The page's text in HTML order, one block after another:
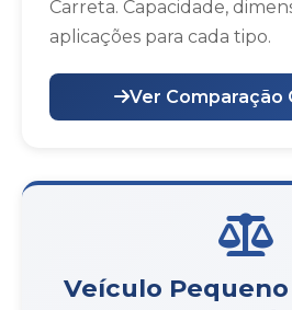
Carreta. Capacidade,
aplicações para cada tipo.
Ver Comparação
Veículo